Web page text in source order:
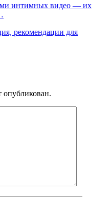
интимных видео — их
рекомендации для
опубликован.